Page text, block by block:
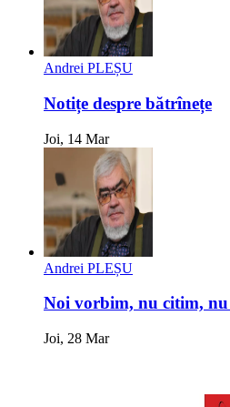
Andrei PLEȘU
Notițe despre bătrînețe
Joi, 14 Mar
Andrei PLEȘU
Noi vorbim, nu citim,
Joi, 28 Mar